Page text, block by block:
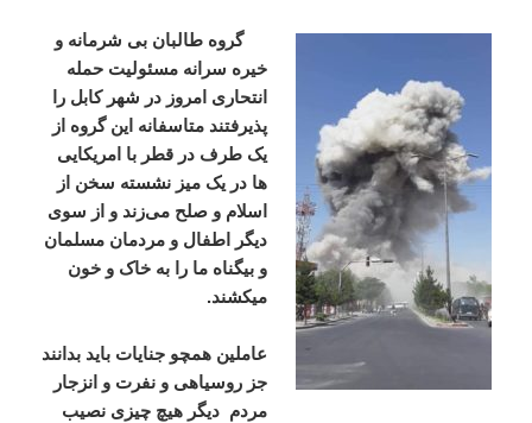
گروه طالبان بی شرمانه و
خیره سرانه مسئولیت حمله
انتحاری امروز در شهر کابل را
پذیرفتند متاسفانه این گروه از
یک طرف در قطر با امریکایی
ها در یک میز نشسته سخن از
اسلام و صلح میزند و از سوی
دیگر
اطفال و مردمان مسلمان
و بیگناه ما را به خاک و خون
میکشند.
عاملین همچو جنایات باید بدانند
جز روسیاهی و نفرت و انزجار
مردم دیگر هیچ چیزی نصیب